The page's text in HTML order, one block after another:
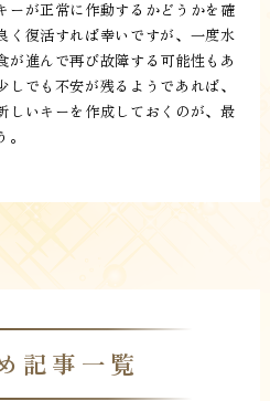
ーが正常に作動するかどうかを確
く復活すれば幸いですが、一度水
が進んで再び故障する可能性もあ
でも不安が残るようであれば、
しいキーを作成しておくのが、最
記事一覧